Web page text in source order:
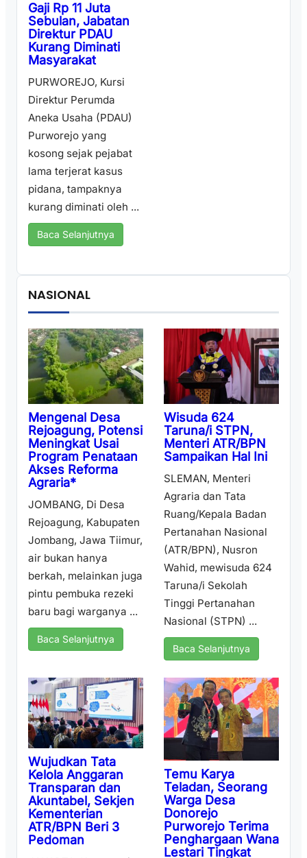
Gaji Rp 11 Juta
Sebulan, Jabatan
Direktur PDAU
Kurang Diminati
Masyarakat
PURWOREJO, Kursi
Direktur Perumda
Aneka Usaha (PDAU)
Purworejo yang
kosong sejak pejabat
lama terjerat kasus
pidana, tampaknya
kurang diminati oleh ...
Baca Selanjutnya
NASIONAL
Mengenal Desa
Rejoagung, Potensi
Meningkat Usai
Program Penataan
Akses Reforma
Agraria*
JOMBANG, Di Desa
Rejoagung, Kabupaten
Jombang, Jawa Tiimur,
air bukan hanya
berkah, melainkan juga
pintu pembuka rezeki
baru bagi warganya ...
Baca Selanjutnya
Wisuda 624
Taruna/i STPN,
Menteri ATR/BPN
Sampaikan Hal Ini
SLEMAN, Menteri
Agraria dan Tata
Ruang/Kepala Badan
Pertanahan Nasional
(ATR/BPN), Nusron
Wahid, mewisuda 624
Taruna/i Sekolah
Tinggi Pertanahan
Nasional (STPN) ...
Baca Selanjutnya
Wujudkan Tata
Kelola Anggaran
Transparan dan
Akuntabel, Sekjen
Kementerian
ATR/BPN Beri 3
Pedoman
Temu Karya
Teladan, Seorang
Warga Desa
Donorejo
Purworejo Terima
Penghargaan Wana
Lestari Tingkat